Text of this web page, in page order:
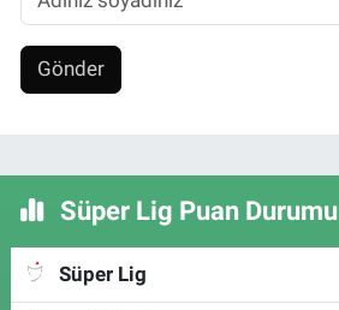
Gönder
Süper Lig Puan Durumu
Süper Lig